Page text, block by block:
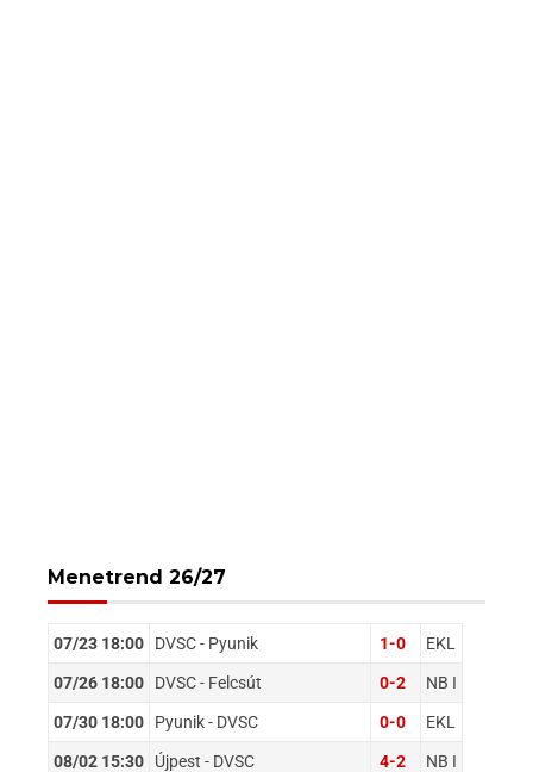
Menetrend 26/27
07/23 18:00 DVSC - Pyunik 1-0 EKL
07/26 18:00 DVSC - Felcsút 0-2 NB I
07/30 18:00 Pyunik - DVSC 0-0 EKL
08/02 15:30 Újpest - DVSC 4-2 NB I